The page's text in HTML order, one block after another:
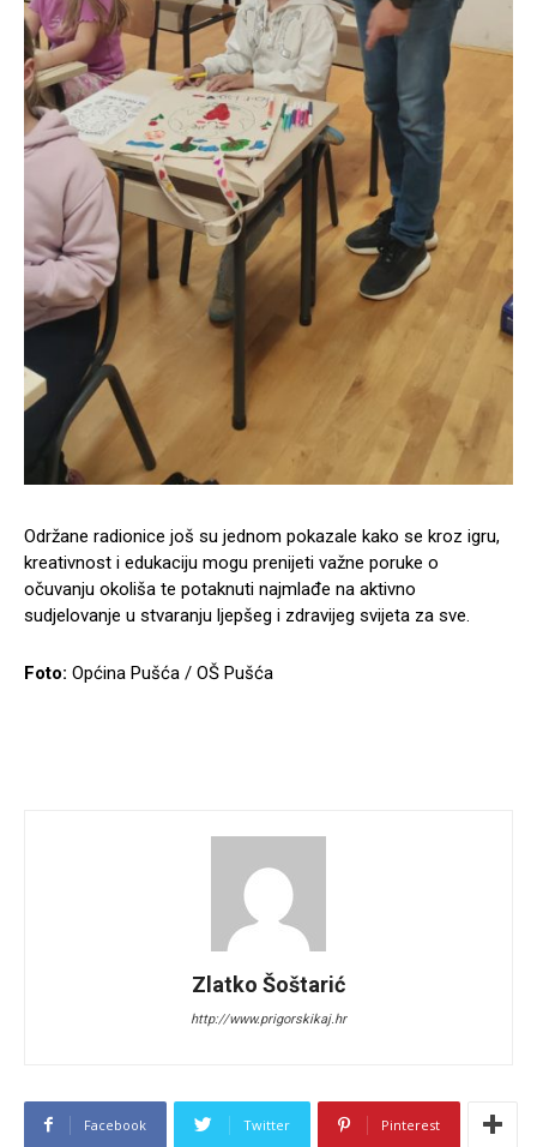
Održane radionice još su jednom pokazale kako se kroz igru,
kreativnost i edukaciju mogu prenijeti važne poruke o
očuvanju okoliša te potaknuti najmlađe na aktivno
sudjelovanje u stvaranju ljepšeg i zdravijeg svijeta za sve.
Foto: Općina Pušća / OŠ Pušća
Zlatko Šoštarić
http://www.prigorskikaj.hr
Facebook Twitter Pinterest